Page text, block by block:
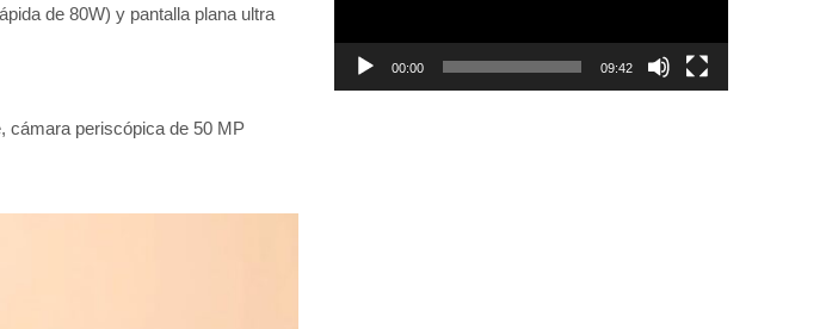
de 80W) y pantalla plana ultra
cámara periscópica de 50 MP
00:00 09:42